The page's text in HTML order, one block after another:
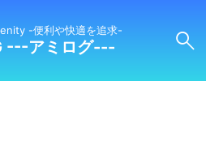
-便利や快適を追求-
---アミログ---